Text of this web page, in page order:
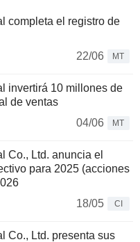
completa el registro de
22/06
MT
invertirá 10 millones de
de ventas
04/06
MT
Co., Ltd. anuncia el
para 2025 (acciones
18/05
CI
Co., Ltd. presenta sus